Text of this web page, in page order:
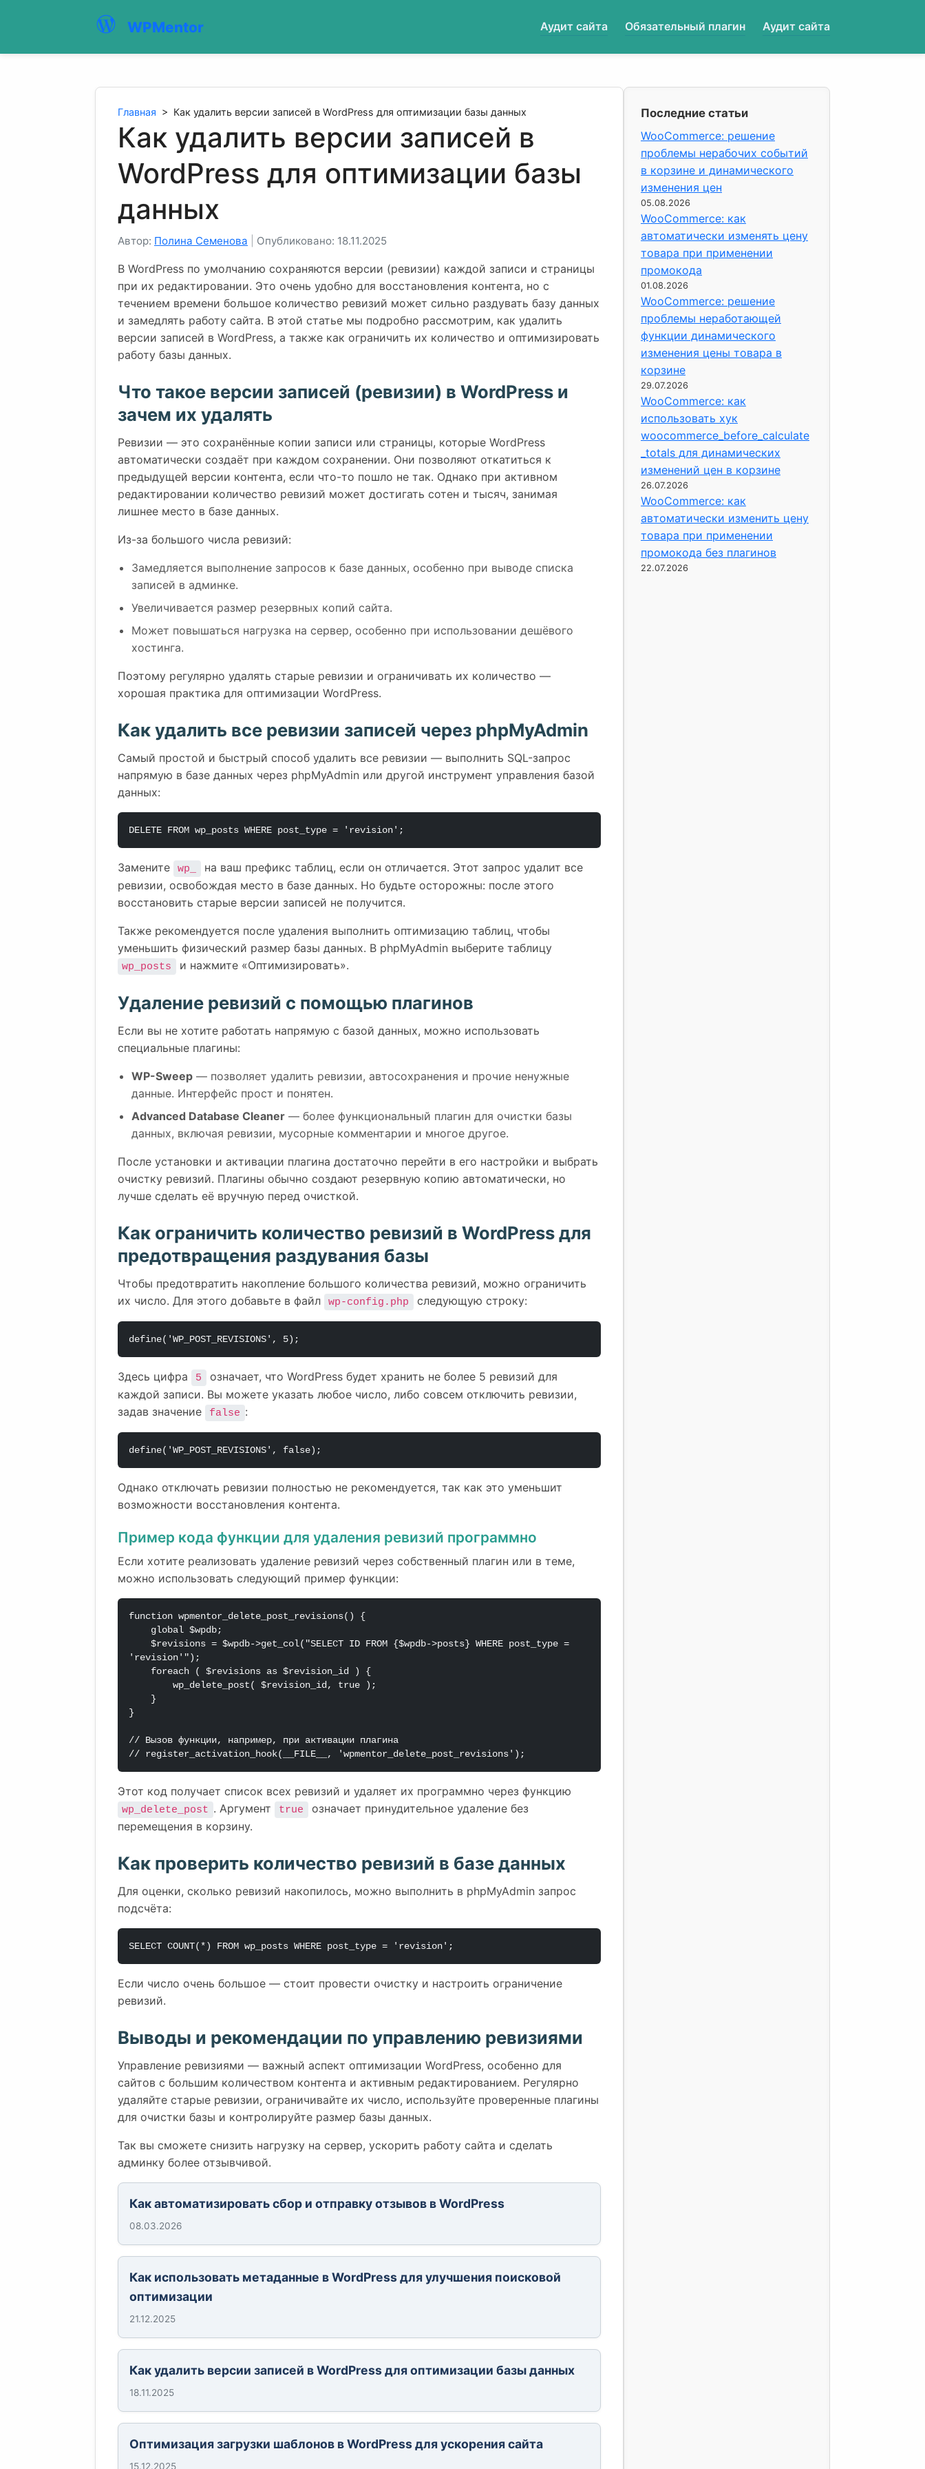
WPMentor Аудит сайта Обязательный плагин Аудит сайта
Главная > Как удалить версии записей в WordPress для оптимизации базы данных
Как удалить версии записей в
WordPress для оптимизации базы
данных
Автор: Полина Семенова Опубликовано: 18.11.2025
В WordPress по умолчанию сохраняются версии (ревизии) каждой записи и страницы
при их редактировании. Это очень удобно для восстановления контента, но с
течением времени большое количество ревизий может сильно раздувать базу данных
и замедлять работу сайта. В этой статье мы подробно рассмотрим, как удалить
версии записей в WordPress, а также как ограничить их количество и оптимизировать
работу базы данных.
Что такое версии записей (ревизии) в WordPress и
зачем их удалять
Ревизии — это сохранённые копии записи или страницы, которые WordPress
автоматически создаёт при каждом сохранении. Они позволяют откатиться к
предыдущей версии контента, если что-то пошло не так. Однако при активном
редактировании количество ревизий может достигать сотен и тысяч, занимая
лишнее место в базе данных.
Из-за большого числа ревизий:
Замедляется выполнение запросов к базе данных, особенно при выводе списка
записей в админке.
Увеличивается размер резервных копий сайта.
Может повышаться нагрузка на сервер, особенно при использовании дешёвого
хостинга.
Поэтому регулярно удалять старые ревизии и ограничивать их количество —
хорошая практика для оптимизации WordPress.
Как удалить все ревизии записей через phpMyAdmin
Самый простой и быстрый способ удалить все ревизии — выполнить SQL-запрос
напрямую в базе данных через phpMyAdmin или другой инструмент управления базой
данных:
DELETE FROM wp_posts WHERE post_type = 'revision';
Замените wp_
на ваш префикс таблиц, если он отличается. Этот запрос удалит все
ревизии, освобождая место в базе данных. Но будьте осторожны: после этого
восстановить старые версии записей не получится.
Также рекомендуется после удаления выполнить оптимизацию таблиц, чтобы
уменьшить физический размер базы данных. В phpMyAdmin выберите таблицу
wp_posts и нажмите «Оптимизировать».
Удаление ревизий с помощью плагинов
Если вы не хотите работать напрямую с базой данных, можно использовать
специальные плагины:
WP-Sweep — позволяет удалить ревизии, автосохранения и прочие ненужные
данные. Интерфейс прост и понятен.
Advanced Database Cleaner — более функциональный плагин для очистки базы
данных, включая ревизии, мусорные комментарии и многое другое.
После установки и активации плагина достаточно перейти в его настройки и выбрать
очистку ревизий. Плагины обычно создают резервную копию автоматически, но
лучше сделать её вручную перед очисткой.
Как ограничить количество ревизий в WordPress для
предотвращения раздувания базы
Чтобы предотвратить накопление большого количества ревизий, можно ограничить
их число. Для этого добавьте в файл
wp-config.php следующую строку:
define('WP_POST_REVISIONS', 5);
Здесь цифра 5
означает, что WordPress будет хранить не более 5 ревизий для
каждой записи. Вы можете указать любое число, либо совсем отключить ревизии,
задав значение
false :
define('WP_POST_REVISIONS', false);
Однако отключать ревизии полностью не рекомендуется, так как это уменьшит
возможности восстановления контента.
Пример кода функции для удаления ревизий программно
Если хотите реализовать удаление ревизий через собственный плагин или в теме,
можно использовать следующий пример функции:
function wpmentor_delete_post_revisions() {
'revision'");
}
// Вызов функции, например, при активации плагина
// register_activation_hook(__FILE__, 'wpmentor_delete_post_revisions');
Этот код получает список всех ревизий и удаляет их программно через функцию
wp_delete_post . Аргумент true
означает принудительное удаление без
перемещения в корзину.
Как проверить количество ревизий в базе данных
Для оценки, сколько ревизий накопилось, можно выполнить в phpMyAdmin запрос
подсчёта:
SELECT COUNT(*) FROM wp_posts WHERE post_type = 'revision';
Если число очень большое — стоит провести очистку и настроить ограничение
ревизий.
Выводы и рекомендации по управлению ревизиями
Управление ревизиями — важный аспект оптимизации WordPress, особенно для
сайтов с большим количеством контента и активным редактированием. Регулярно
удаляйте старые ревизии, ограничивайте их число, используйте проверенные плагины
для очистки базы и контролируйте размер базы данных.
Так вы сможете снизить нагрузку на сервер, ускорить работу сайта и сделать
админку более отзывчивой.
Как автоматизировать сбор и отправку отзывов в WordPress
08.03.2026
Как использовать метаданные в WordPress для улучшения поисковой
оптимизации
21.12.2025
Как удалить версии записей в WordPress для оптимизации базы данных
18.11.2025
Оптимизация загрузки шаблонов в WordPress для ускорения сайта
15.12.2025
Последние статьи
WooCommerce: решение
проблемы нерабочих событий
в корзине и динамического
изменения цен
05.08.2026
WooCommerce: как
автоматически изменять цену
товара при применении
промокода
01.08.2026
WooCommerce: решение
проблемы неработающей
функции динамического
изменения цены товара в
корзине
29.07.2026
WooCommerce: как
использовать хук
woocommerce_before_calculate
_totals для динамических
изменений цен в корзине
26.07.2026
WooCommerce: как
автоматически изменить цену
товара при применении
промокода без плагинов
22.07.2026